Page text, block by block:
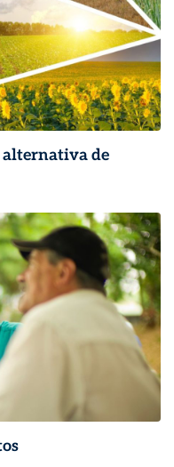
alternativa de